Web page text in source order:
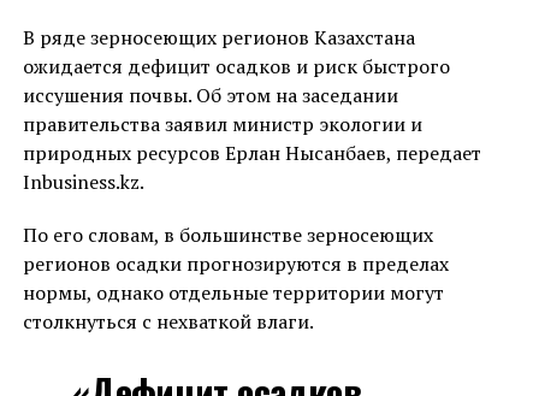
В ряде зерносеющих регионов Казахстана
ожидается дефицит осадков и риск быстрого
иссушения почвы. Об этом на заседании
правительства заявил министр экологии и
природных ресурсов Ерлан Нысанбаев, передает
Inbusiness.kz.
По его словам, в большинстве зерносеющих
регионов осадки прогнозируются в пределах
нормы, однако отдельные территории могут
столкнуться с нехваткой влаги.